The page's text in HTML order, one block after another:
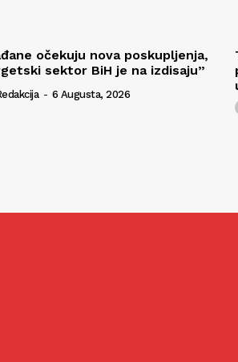
očekuju nova poskupljenja,
sektor BiH je na izdisaju”
- 6 Augusta, 2026